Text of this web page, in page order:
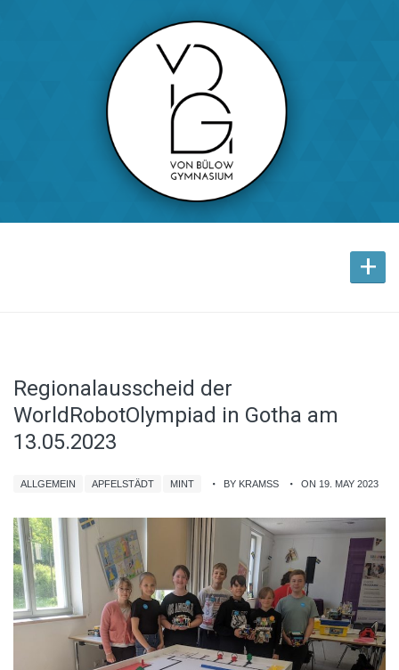
+
Regionalausscheid der
WorldRobotOlympiad in Gotha am
13.05.2023
ALLGEMEIN APFELSTÄDT MINT BY KRAMSS ON 19. MAY 2023